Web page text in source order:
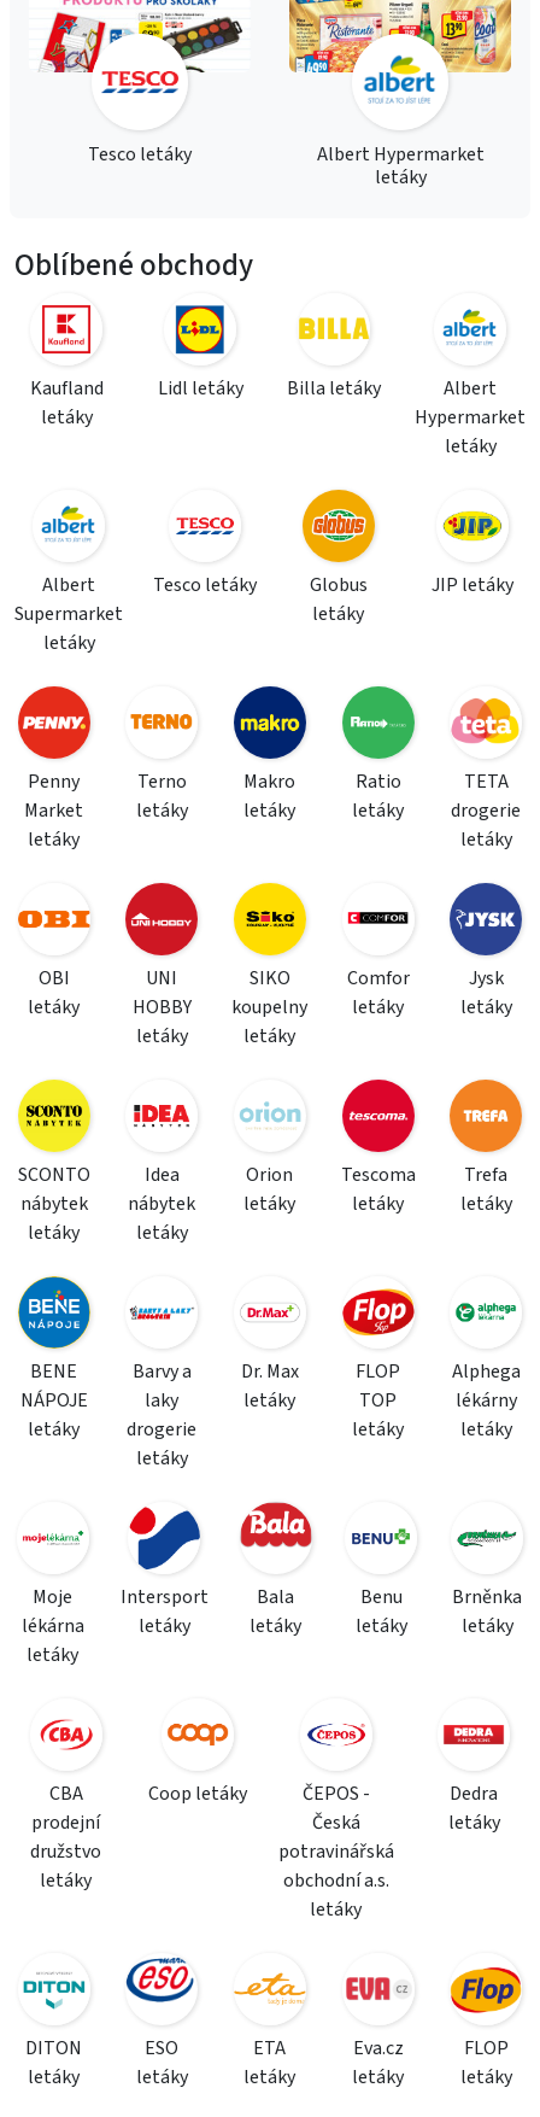
Tesco letáky
Albert Hypermarket
letáky
Oblíbené obchody
Kaufland
letáky
Lidl letáky Billa letáky
Albert
Hypermarket
letáky
Albert
Supermarket
letáky
Tesco letáky
Globus
letáky
JIP letáky
Penny
Market
letáky
Terno
letáky
Makro
letáky
Ratio
letáky
TETA
drogerie
letáky
OBI
letáky
UNI
HOBBY
letáky
SIKO
koupelny
letáky
Comfor
letáky
Jysk
letáky
SCONTO
nábytek
letáky
Idea
nábytek
letáky
Orion
letáky
Tescoma
letáky
Trefa
letáky
BENE
NÁPOJE
letáky
Barvy a
laky
drogerie
letáky
Dr. Max
letáky
FLOP
TOP
letáky
Alphega
lékárny
letáky
Moje
lékárna
letáky
Intersport
letáky
Bala
letáky
Benu
letáky
Brněnka
letáky
CBA
prodejní
družstvo
letáky
Coop letáky
ČEPOS -
Česká
potravinářská
obchodní a.s.
letáky
Dedra
letáky
DITON
letáky
ESO
letáky
ETA
letáky
Eva.cz
letáky
FLOP
letáky